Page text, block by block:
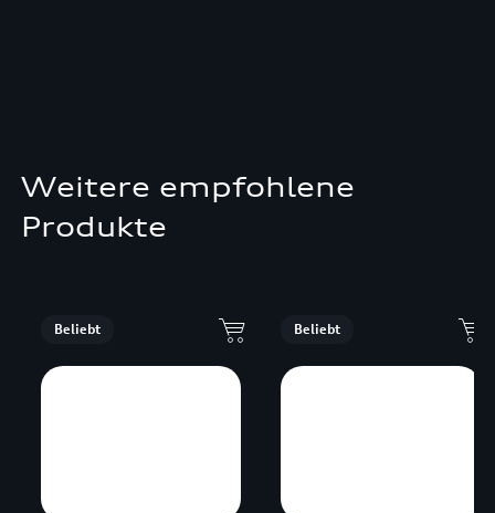
Weitere empfohlene
Produkte
Beliebt Beliebt